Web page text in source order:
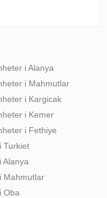
i Alanya
i Mahmutlar
i Kargicak
i Kemer
i Fethiye
Turkiet
Alanya
Mahmutlar
Oba